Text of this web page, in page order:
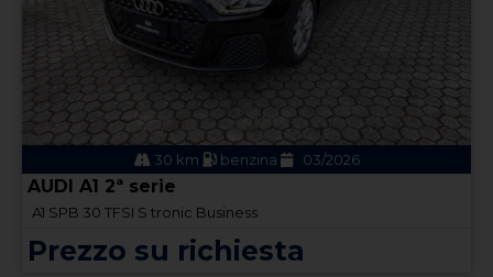
30 km benzina 03/2026
AUDI A1 2ª serie
A1 SPB 30 TFSI S tronic Business
Prezzo su richiesta